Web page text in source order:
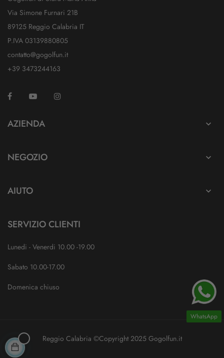
Via Simone Furnari 21B
89125 Reggio Calabria IT
P.IVA 03139880805
contatto@gogolfun.it
+39 3473244163
Facebook YouTube
AZIENDA 
NEGOZIO 
AIUTO 
SERVIZIO CLIENTI
Lunedi - Venerdi 10.00 -19.00
Sabato 10.00-17.00
Domenica chiuso
WhatsApp
Reggio Calabria ©Copyright 2025 Gogolfun.it